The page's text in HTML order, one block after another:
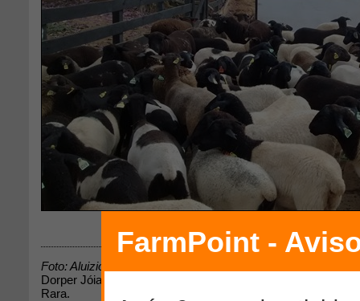
Foto: Aluizio Junior - Dorper Jóia Rara
Dorper Jóia Rara . Fêmeas mestiças Dorper recém
Rara.